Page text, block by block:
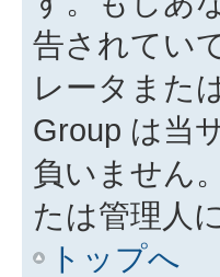
告されてい
レータまた
Group は当
負いません
たは管理人
トップへ